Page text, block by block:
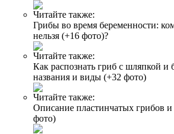
Читайте также:
Грибы во время беременности:
нельзя (+16 фото)?
Читайте также:
Как распознать гриб с шляпкой и
названия и виды (+32 фото)
Читайте также:
Описание пластинчатых грибов и
фото)